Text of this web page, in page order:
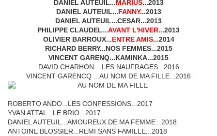
DANIEL AUTEUIL...MARIUS...2013
DANIEL AUTEUIL...FANNY...2013
DANIEL AUTEUIL...CESAR...2013
PHILIPPE CLAUDEL...AVANT L'HIVER...2013
OLIVIER BARROUX...ENTRE AMIS...2014
RICHARD BERRY...NOS FEMMES...2015
VINCENT GARENQ...KAMINKA...2015
DAVID CHARHON....LES NAUFRAGES...2016
VINCENT GARENCQ ...AU NOM DE MA FILLE...2016
ROBERTO ANDO...LES CONFESSIONS...2017
YVAN ATTAL...LE BRIO...2017
DANIEL AUTEUIL...AMOUREUX DE MA FEMME...2018
ANTOINE BLOSSIER...REMI SANS FAMILLE...2018